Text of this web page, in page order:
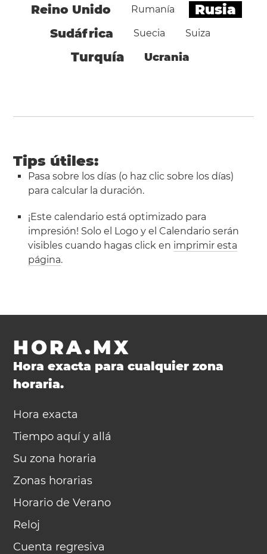
Reino Unido Rumanía Rusia
Sudáfrica Suecia Suiza
Turquía Ucrania
Tips útiles:
Pasa sobre los días (o haz clic sobre los días)
para calcular la duración.
¡Este calendario está optimizado para
impresión! Solo el Logo y el Calendario serán
visibles cuando hagas click en imprimir esta
página.
HORA.MX
Hora exacta para cualquier zona
horaria.
Hora exacta
Tiempo aquí y allá
Su zona horaria
Zonas horarias
Horario de Verano
Reloj
Cuenta regresiva